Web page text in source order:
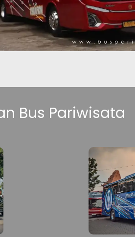
Bus Pariwisata